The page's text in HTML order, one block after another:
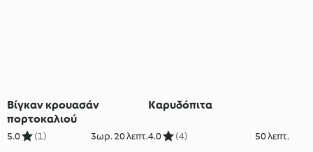
Βίγκαν κρουασάν
πορτοκαλιού
5.0 (1) 3ωρ. 20 λεπτ.
Καρυδόπιτα
4.0 (4) 50 λεπτ.